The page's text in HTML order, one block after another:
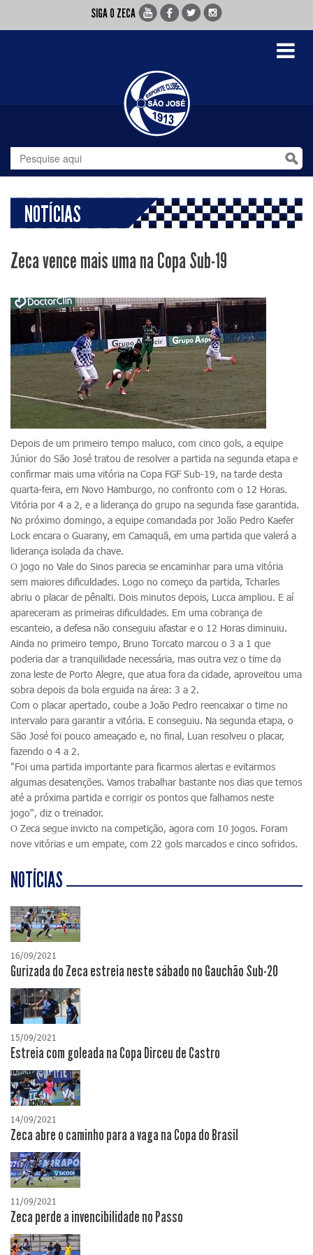
SIGA O ZECA
Toggle
NOTÍCIAS
Zeca vence mais uma na Copa Sub-19
Depois de um primeiro tempo maluco, com cinco gols, a equipe
Júnior do São José tratou de resolver a partida na segunda etapa e
confirmar mais uma vitória na Copa FGF Sub-19, na tarde desta
quarta-feira, em Novo Hamburgo, no confronto com o 12 Horas.
Vitória por 4 a 2, e a liderança do grupo na segunda fase garantida.
No próximo domingo, a equipe comandada por João Pedro Kaefer
Lock encara o Guarany, em Camaquã, em uma partida que valerá a
liderança isolada da chave.
O jogo no Vale do Sinos parecia se encaminhar para uma vitória
sem maiores dificuldades. Logo no começo da partida, Tcharles
abriu o placar de pênalti. Dois minutos depois, Lucca ampliou. E aí
apareceram as primeiras dificuldades. Em uma cobrança de
escanteio, a defesa não conseguiu afastar e o 12 Horas diminuiu.
Ainda no primeiro tempo, Bruno Torcato marcou o 3 a 1 que
poderia dar a tranquilidade necessária, mas outra vez o time da
zona leste de Porto Alegre, que atua fora da cidade, aproveitou uma
sobra depois da bola erguida na área: 3 a 2.
Com o placar apertado, coube a João Pedro reencaixar o time no
intervalo para garantir a vitória. E conseguiu. Na segunda etapa, o
São José foi pouco ameaçado e, no final, Luan resolveu o placar,
fazendo o 4 a 2.
"Foi uma partida importante para ficarmos alertas e evitarmos
algumas desatenções. Vamos trabalhar bastante nos dias que temos
até a próxima partida e corrigir os pontos que falhamos neste
jogo", diz o treinador.
O Zeca segue invicto na competição, agora com 10 jogos. Foram
nove vitórias e um empate, com 22 gols marcados e cinco sofridos.
NOTÍCIAS
16/09/2021
Gurizada do Zeca estreia neste sábado no Gauchão Sub-20
15/09/2021
Estreia com goleada na Copa Dirceu de Castro
14/09/2021
Zeca abre o caminho para a vaga na Copa do Brasil
11/09/2021
Zeca perde a invencibilidade no Passo